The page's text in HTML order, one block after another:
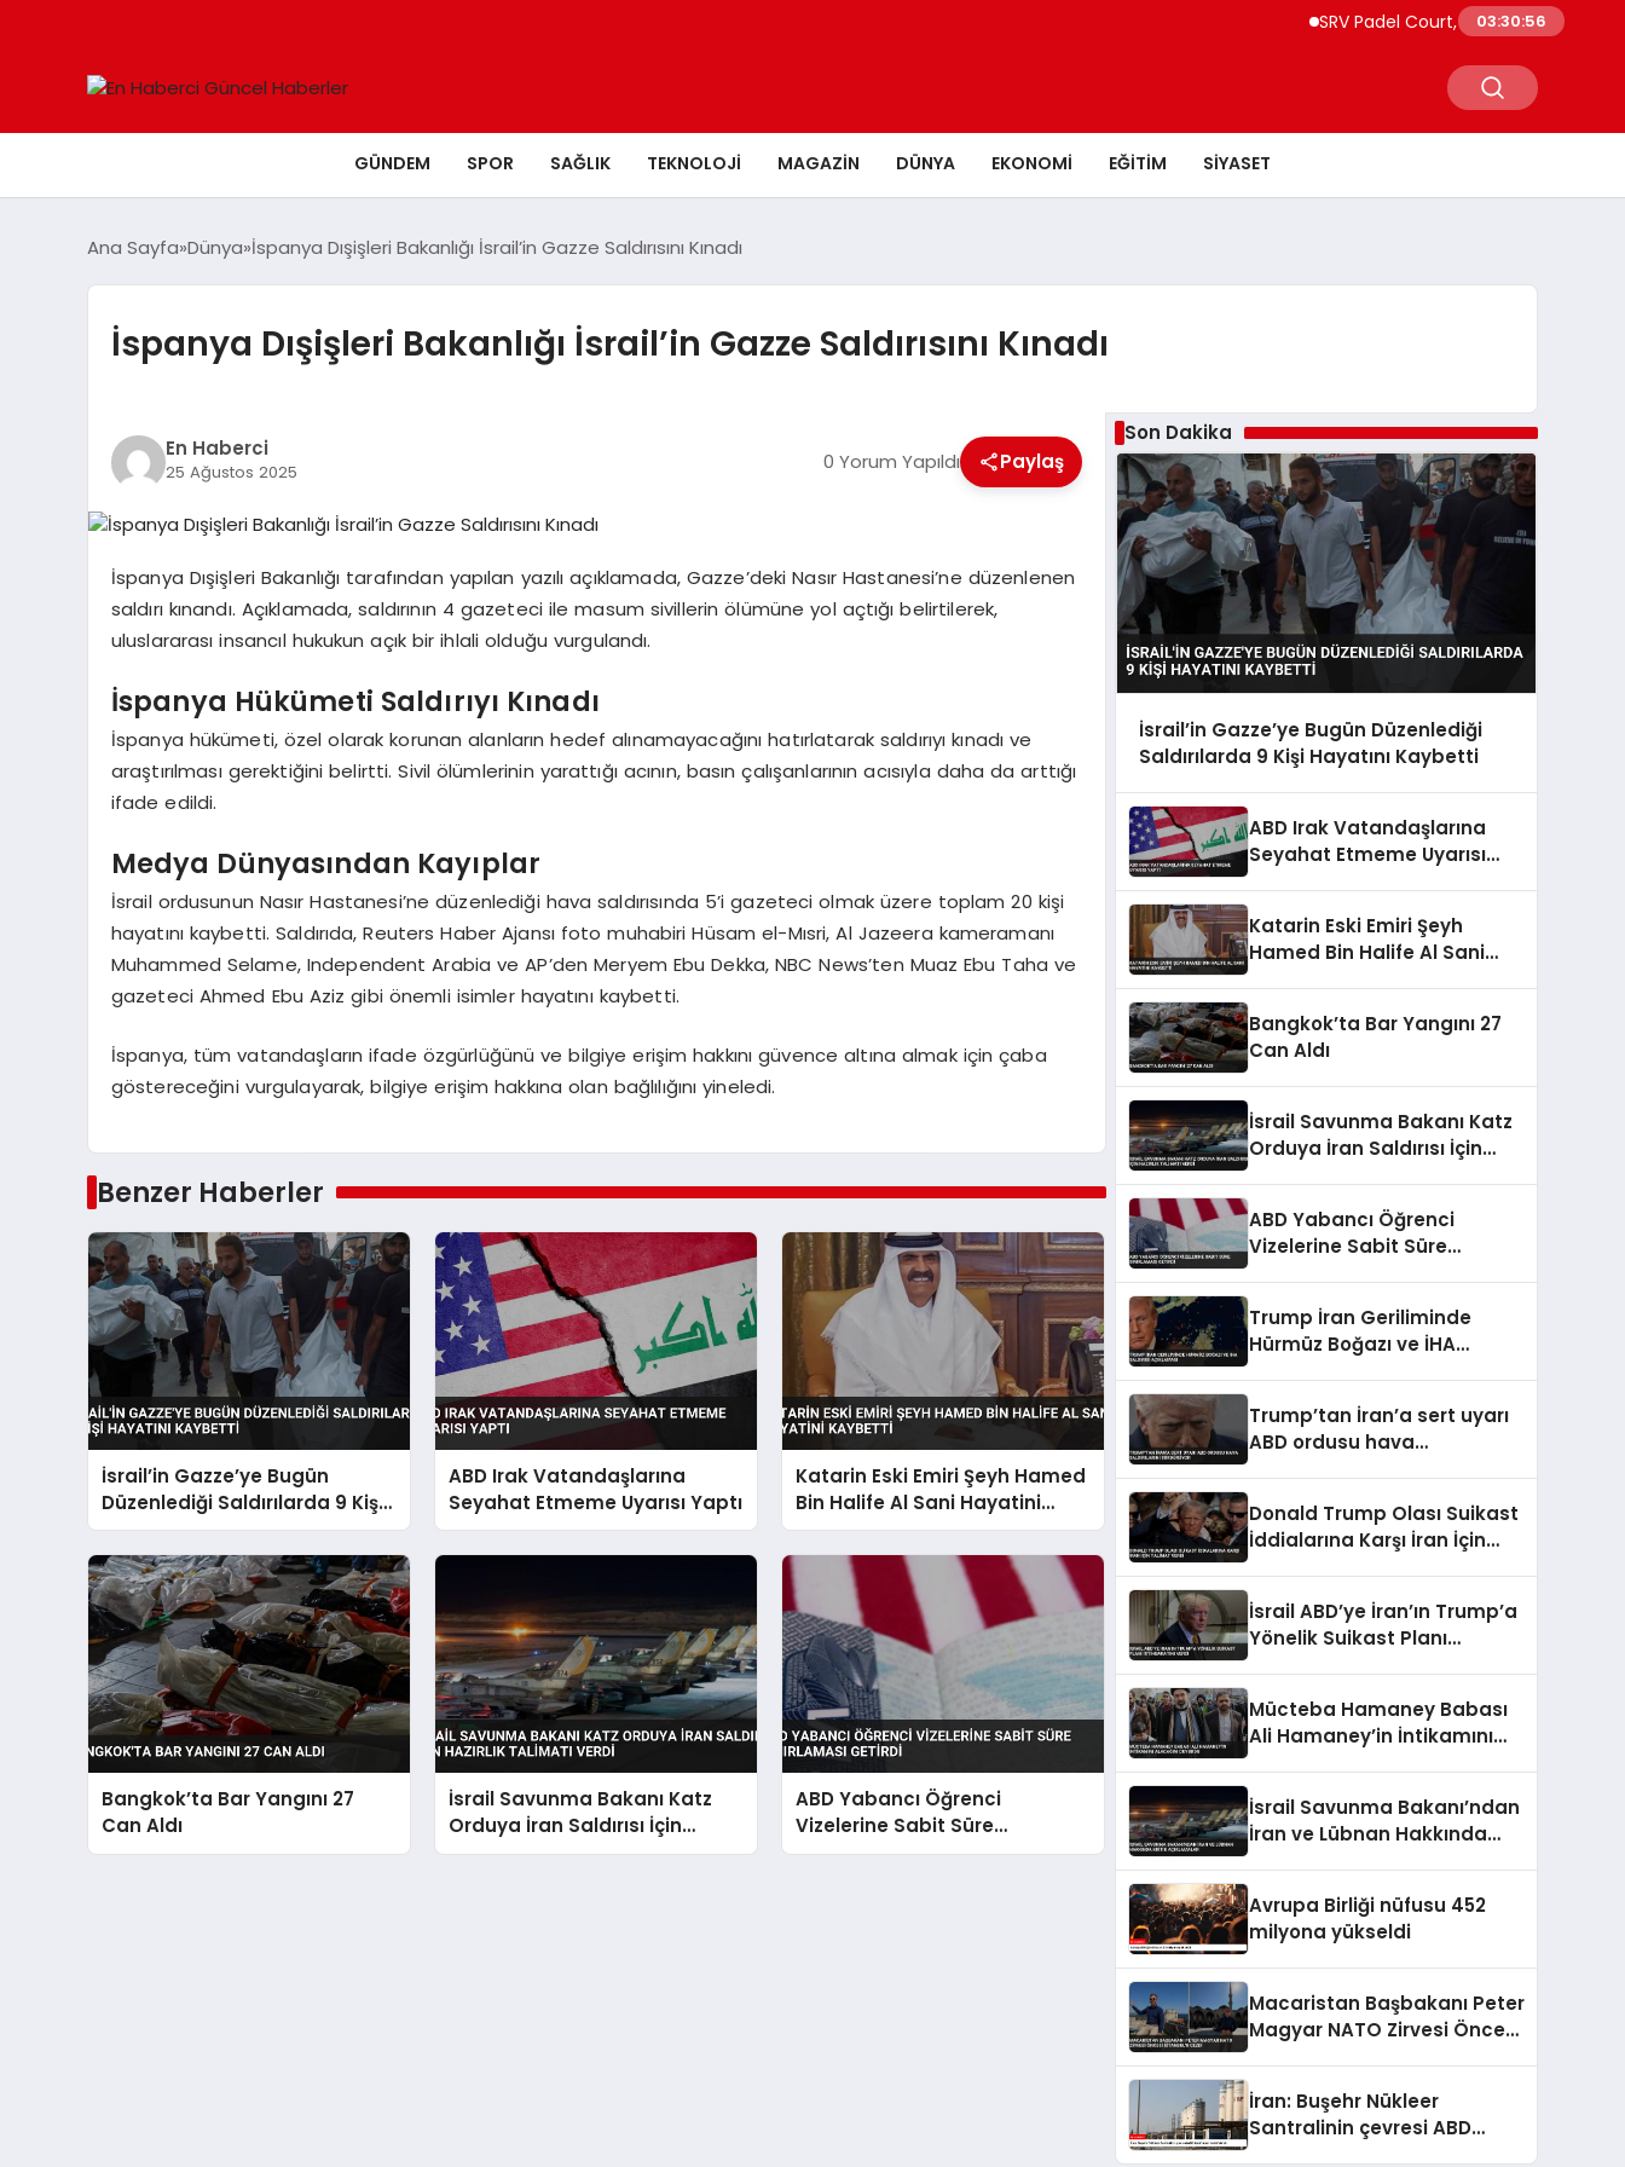
SRV Padel Court, Türkiye’de Padel
03:30:56
GÜNDEM SPOR SAĞLIK TEKNOLOJI MAGAZIN DÜNYA EKONOMI EĞITIM SIYASET
Ana Sayfa Dünya İspanya Dışişleri Bakanlığı İsrail’in Gazze Saldırısını Kınadı
İspanya Dışişleri Bakanlığı İsrail’in Gazze Saldırısını Kınadı
En Haberci
25 Ağustos 2025 0 Yorum Yapıldı Paylaş
İspanya Dışişleri Bakanlığı tarafından yapılan yazılı açıklamada, Gazze’deki Nasır Hastanesi’ne düzenlenen
saldırı kınandı. Açıklamada, saldırının 4 gazeteci ile masum sivillerin ölümüne yol açtığı belirtilerek,
uluslararası insancıl hukukun açık bir ihlali olduğu vurgulandı.
İspanya Hükümeti Saldırıyı Kınadı
İspanya hükümeti, özel olarak korunan alanların hedef alınamayacağını hatırlatarak saldırıyı kınadı ve
araştırılması gerektiğini belirtti. Sivil ölümlerinin yarattığı acının, basın çalışanlarının acısıyla daha da arttığı
ifade edildi.
Medya Dünyasından Kayıplar
İsrail ordusunun Nasır Hastanesi’ne düzenlediği hava saldırısında 5’i gazeteci olmak üzere toplam 20 kişi
hayatını kaybetti. Saldırıda, Reuters Haber Ajansı foto muhabiri Hüsam el-Mısri, Al Jazeera kameramanı
Muhammed Selame, Independent Arabia ve AP’den Meryem Ebu Dekka, NBC News’ten Muaz Ebu Taha ve
gazeteci Ahmed Ebu Aziz gibi önemli isimler hayatını kaybetti.
İspanya, tüm vatandaşların ifade özgürlüğünü ve bilgiye erişim hakkını güvence altına almak için çaba
göstereceğini vurgulayarak, bilgiye erişim hakkına olan bağlılığını yineledi.
Benzer Haberler
İsrail’in Gazze’ye Bugün
Düzenlediği Saldırılarda 9 Kişi
Hayatını Kaybetti
ABD Irak Vatandaşlarına
Seyahat Etmeme Uyarısı Yaptı
Katarin Eski Emiri Şeyh Hamed
Bin Halife Al Sani Hayatini
Kaybetti
Bangkok’ta Bar Yangını 27
Can Aldı
İsrail Savunma Bakanı Katz
Orduya İran Saldırısı İçin
Hazırlık Talimatı Verdi
ABD Yabancı Öğrenci
Vizelerine Sabit Süre
Sınırlaması Getirdi
Son Dakika
İsrail’in Gazze’ye Bugün Düzenlediği
Saldırılarda 9 Kişi Hayatını Kaybetti
ABD Irak Vatandaşlarına
Seyahat Etmeme Uyarısı
Katarin Eski Emiri Şeyh
Hamed Bin Halife Al Sani
Bangkok’ta Bar Yangını 27
Can Aldı
İsrail Savunma Bakanı Katz
Orduya İran Saldırısı İçin
ABD Yabancı Öğrenci
Vizelerine Sabit Süre
Trump İran Geriliminde
Hürmüz Boğazı ve İHA
Trump’tan İran’a sert uyarı
ABD ordusu hava
Donald Trump Olası Suikast
İddialarına Karşı İran İçin
İsrail ABD’ye İran’ın Trump’a
Yönelik Suikast Planı
Mücteba Hamaney Babası
Ali Hamaney’in İntikamını
İsrail Savunma Bakanı’ndan
İran ve Lübnan Hakkında
Avrupa Birliği nüfusu 452
milyona yükseldi
Macaristan Başbakanı Peter
Magyar NATO Zirvesi Öncesi
İran: Buşehr Nükleer
Santralinin çevresi ABD